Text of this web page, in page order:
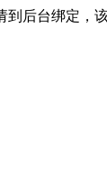
到后台绑定，